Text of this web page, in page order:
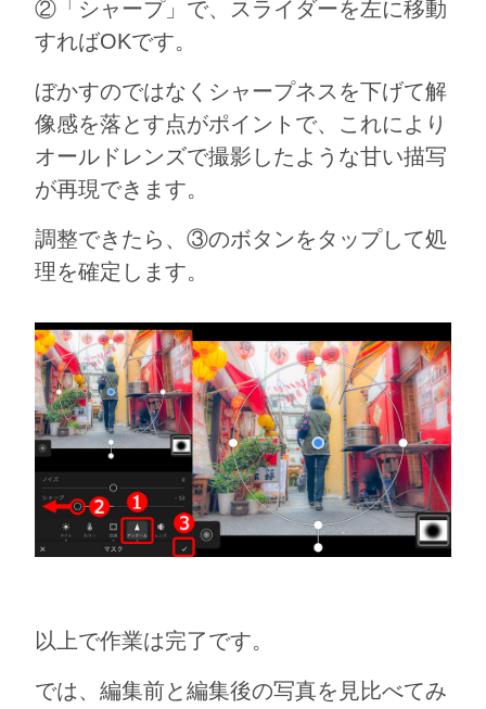
②「シャープ」で、スライダーを左に移動
すればOKです。
ぼかすのではなくシャープネスを下げて解
像感を落とす点がポイントで、これにより
オールドレンズで撮影したような甘い描写
が再現できます。
調整できたら、③のボタンをタップして処
理を確定します。
以上で作業は完了です。
では、編集前と編集後の写真を見比べてみ